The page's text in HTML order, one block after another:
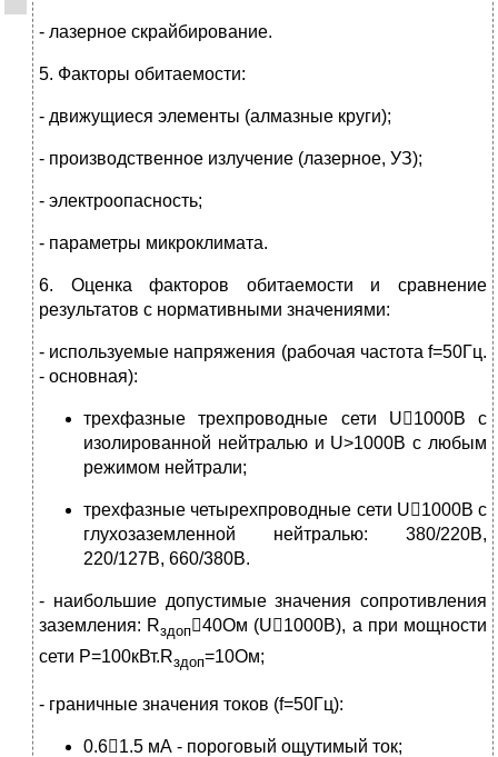
- лазерное скрайбирование.
5. Факторы обитаемости:
- движущиеся элементы (алмазные круги);
- производственное излучение (лазерное, УЗ);
- электроопасность;
- параметры микроклимата.
6. Оценка факторов обитаемости и сравнение
результатов с нормативными значениями:
- используемые напряжения (рабочая частота f=50Гц.
- основная):
трехфазные трехпроводные сети U1000В с
изолированной нейтралью и U>1000В с любым
режимом нейтрали;
трехфазные четырехпроводные сети U1000В с
глухозаземленной нейтралью: 380/220В,
220/127В, 660/380В.
- наибольшие допустимые значения сопротивления
заземления: Rздоп40Ом (U1000В), а при мощности
сети P=100кВт.Rздоп=10Ом;
- граничные значения токов (f=50Гц):
0.61.5 мА - пороговый ощутимый ток;